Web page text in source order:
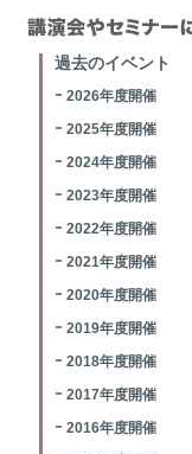
過去のイベント
2026年度開催
2025年度開催
2024年度開催
2023年度開催
2022年度開催
2021年度開催
2020年度開催
2019年度開催
2018年度開催
2017年度開催
2016年度開催